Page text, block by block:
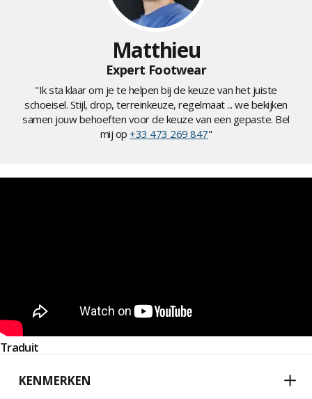
Matthieu
Expert Footwear
"Ik sta klaar om je te helpen bij de keuze van het juiste
schoeisel. Stijl, drop, terreinkeuze, regelmaat ... we bekijken
samen jouw behoeften voor de keuze van een gepaste. Bel
mij op+33 473 269 847"
Traduit
KENMERKEN